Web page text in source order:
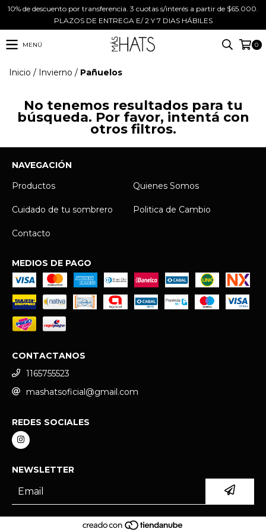
10% de descuento por transferencia. 3 cuotas s/interés a partir de $65.000.
PLAZOS DE ENTREGA E/ 2 Y 7 DIAS HÁBILES
MENÚ 0
Inicio / Invierno / Pañuelos
No tenemos resultados para tu
búsqueda. Por favor, intentá con
otros filtros.
NAVEGACIÓN
Productos
Quienes Somos
Cuidado de tu sombrero Politica de Cambio
Contacto
MEDIOS DE PAGO
CONTACTANOS
1165755523
mashatsoficial@gmail.com
REDES SOCIALES
NEWSLETTER